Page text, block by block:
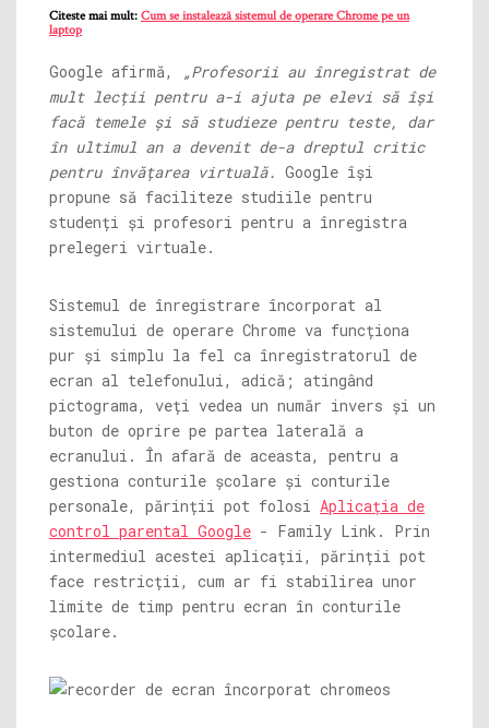
Citeste mai mult: Cum se instalează sistemul de operare Chrome pe un
laptop
Google afirmă,
„Profesorii au înregistrat de
mult lecții pentru a-i ajuta pe elevi să își
facă temele și să studieze pentru teste, dar
în ultimul an a devenit de-a dreptul critic
pentru învățarea virtuală. Google își
propune să faciliteze studiile pentru
studenți și profesori pentru a înregistra
prelegeri virtuale.
Sistemul de înregistrare încorporat al
sistemului de operare Chrome va funcționa
pur și simplu la fel ca înregistratorul de
ecran al telefonului, adică; atingând
pictograma, veți vedea un număr invers și un
buton de oprire pe partea laterală a
ecranului. În afară de aceasta, pentru a
gestiona conturile școlare și conturile
personale, părinții pot folosi Aplicația de
control parental Google - Family Link. Prin
intermediul acestei aplicații, părinții pot
face restricții, cum ar fi stabilirea unor
limite de timp pentru ecran în conturile
școlare.